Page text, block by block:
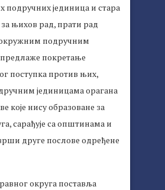
подручних јединица и стара
њихов рад, прати рад
подручним
покретање
поступка против њих,
јединицама орагана
које нису образоване за
сарађује са општинама и
друге послове одређене
округа поставља